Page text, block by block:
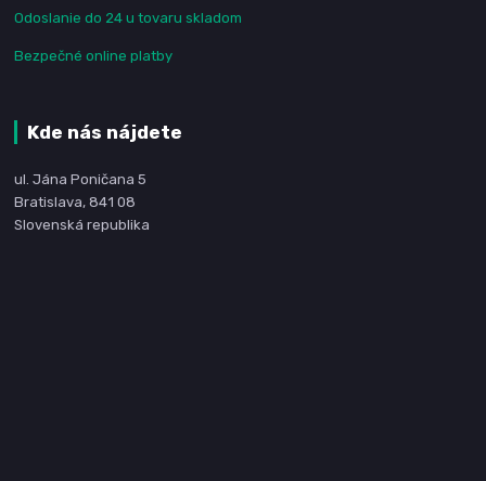
Odoslanie do 24 u tovaru skladom
Bezpečné online platby
Kde nás nájdete
ul. Jána Poničana 5
Bratislava, 841 08
Slovenská republika